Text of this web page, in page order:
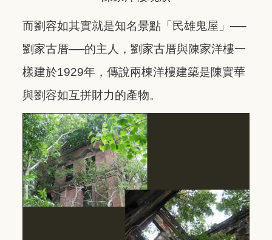
而劉容如其實就是知名景點「民雄鬼屋」──
劉家古厝──的主人，劉家古厝與陳家洋樓一
樣建於1929年，傳說兩棟洋樓建築是陳實華
與劉容如互拼財力的產物。